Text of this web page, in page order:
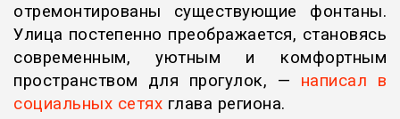
отремонтированы существующие фонтаны.
Улица постепенно преображается, становясь
современным, уютным и комфортным
пространством для прогулок, — написал в
социальных сетях глава региона.